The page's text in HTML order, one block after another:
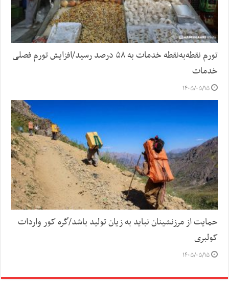
تورم نقطه‌به‌نقطه خدمات به ۵۸ درصد رسید/افزایش تورم فصلی
خدمات
۱۴۰۵/۰۵/۱۵
حمایت از مرزنشینان نباید به زیان تولید باشد/گره کور واردات
کولبری
۱۴۰۵/۰۵/۱۵